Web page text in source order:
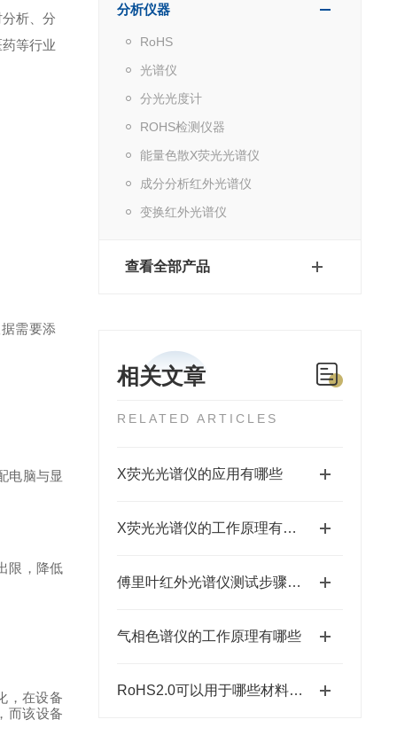
分析仪器
RoHS
光谱仪
分光光度计
ROHS检测仪器
能量色散X荧光光谱仪
成分分析红外光谱仪
变换红外光谱仪
查看全部产品
相关文章
RELATED ARTICLES
X荧光光谱仪的应用有哪些
X荧光光谱仪的工作原理有哪些？
傅里叶红外光谱仪测试步骤有哪些？
气相色谱仪的工作原理有哪些
RoHS2.0可以用于哪些材料对人体有哪些危害
析、分
等行业
需要添
电脑与显
限，降低
，在设备
而该设备